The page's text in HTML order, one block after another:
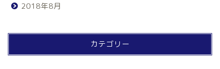
2018年8月
カテゴリー